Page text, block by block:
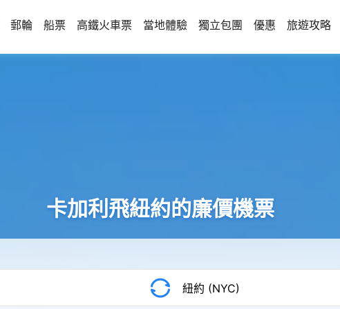
郵輪 船票 高鐵火車票 當地體驗 獨立包團 優惠 旅遊攻略
卡加利飛紐約的廉價機票